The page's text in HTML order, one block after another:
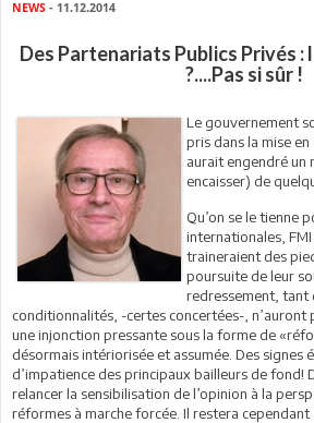
NEWS - 11.12.2014
Des Partenariats Publics Privés
?....Pas si sûr !
Le gouvernement
pris dans la mise
aurait engendré un
encaisser) de
Qu’on se le tienne
internationales, FMI
traineraient des
poursuite de leur
redressement, tant
conditionnalités, -certes concertées-, n’auront
une injonction pressante sous la forme de
désormais intériorisée et assumée. Des signes
d’impatience des principaux bailleurs de fond!
relancer la sensibilisation de l’opinion à la
réformes à marche forcée. Il restera